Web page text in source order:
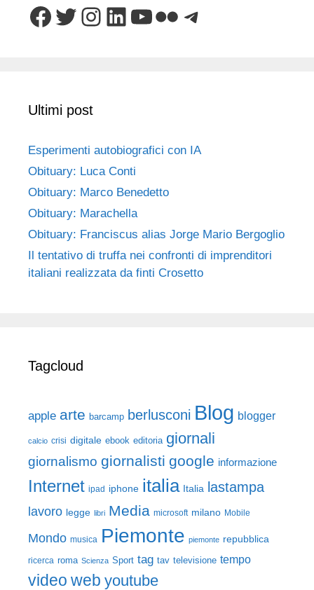
Facebook
Twitter
Instagram
LinkedIn
YouTube
FlickrTelegram
Ultimi post
Esperimenti autobiografici con IA
Obituary: Luca Conti
Obituary: Marco Benedetto
Obituary: Marachella
Obituary: Franciscus alias Jorge Mario Bergoglio
Il tentativo di truffa nei confronti di imprenditori
italiani realizzata da finti Crosetto
Tagcloud
apple arte barcamp berlusconi Blog blogger
calcio crisi digitale ebook editoria giornali
giornalismo giornalisti google informazione
Internet ipad iphone italia Italia lastampa
lavoro legge libri Media microsoft milano Mobile
Mondo musica Piemonte piemonte repubblica
ricerca roma Scienza Sport tag tav televisione tempo
video web youtube